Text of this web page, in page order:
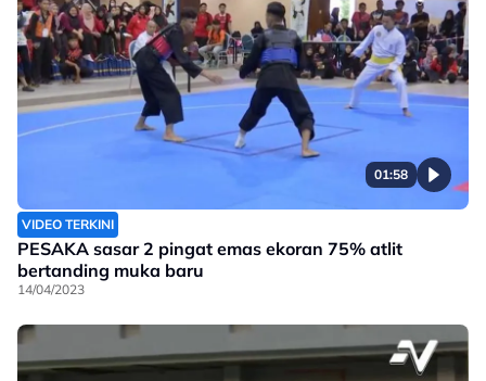
01:58
VIDEO TERKINI
PESAKA sasar 2 pingat emas ekoran 75% atlit
bertanding muka baru
14/04/2023